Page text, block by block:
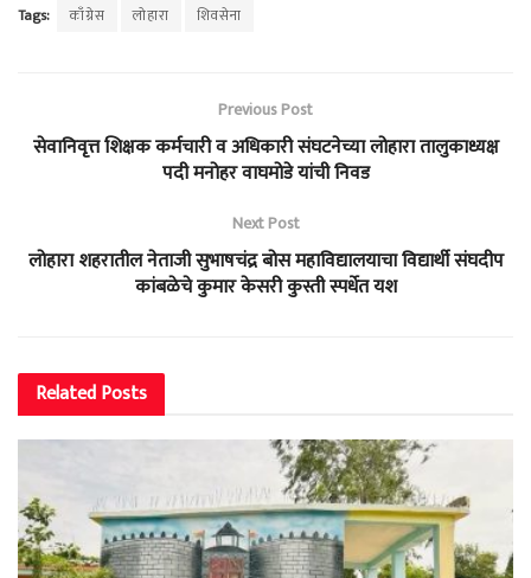
Tags: काँग्रेस लोहारा शिवसेना
Previous Post
सेवानिवृत्त शिक्षक कर्मचारी व अधिकारी संघटनेच्या लोहारा तालुकाध्यक्ष
पदी मनोहर वाघमोडे यांची निवड
Next Post
लोहारा शहरातील नेताजी सुभाषचंद्र बोस महाविद्यालयाचा विद्यार्थी संघदीप
कांबळेचे कुमार केसरी कुस्ती स्पर्धेत यश
RelatedPosts